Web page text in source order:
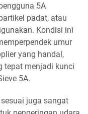
5A
padat, atau
Kondisi ini
umur
yang handal,
tepat menjadi kunci
5A.
juga sangat